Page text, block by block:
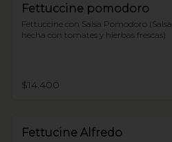
Fettuccine pomodoro
Fettuccine con Salsa Pomodoro (Salsa
hecha con tomates y hierbas frescas)
$14.400
Fettucine Alfredo